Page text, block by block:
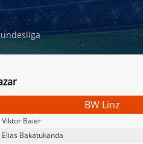
BW Linz
Viktor Baier
Elias Bakatukanda